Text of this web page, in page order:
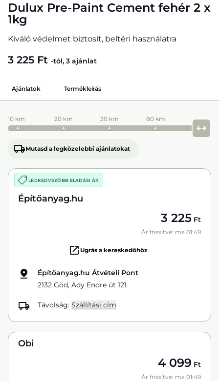
Dulux Pre-Paint Cement fehér 2 x
1kg
Kiváló védelmet biztosít, beltéri használatra
3 225 Ft -tól, 3 ajánlat
Ajánlatok Termékleírás
10 km 20 km 30 km 80 km
Mutasd a legközelebbi ajánlatokat
LEGKEDVEZŐBB ELADÁSI ÁR
Építőanyag.hu
3 225 Ft
Ár frissítve: ma 01:49
Ugrás a kereskedőhöz
Építőanyag.hu Átvételi Pont
2132 Göd, Ady Endre út 121
Távolság: Szállítási cím
Obi
4 099 Ft
Ár frissítve: ma 01:49